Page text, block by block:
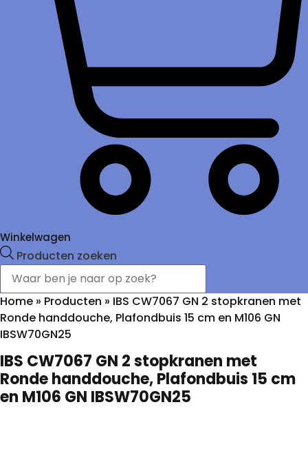
Winkelwagen
Producten zoeken
Home » Producten » IBS CW7067 GN 2 stopkranen met
Ronde handdouche, Plafondbuis 15 cm en M106 GN
IBSW70GN25
IBS CW7067 GN 2 stopkranen met
Ronde handdouche, Plafondbuis 15 cm
en M106 GN IBSW70GN25